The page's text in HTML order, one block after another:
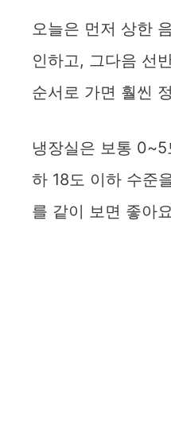
오늘은 먼저 상한
인하고, 그다음 선
순서로 가면 훨씬
냉장실은 보통
하 18도 이하 수준
를 같이 보면 좋아